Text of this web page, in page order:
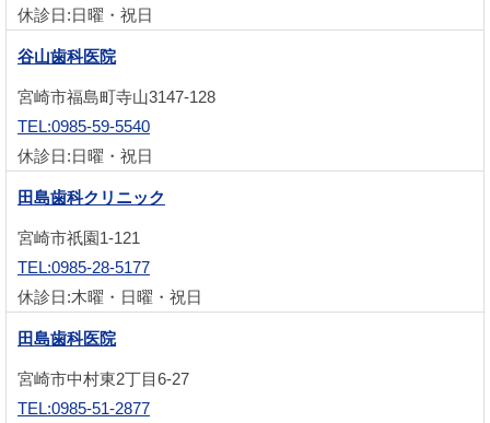
休診日:日曜・祝日
谷山歯科医院
宮崎市福島町寺山3147-128
TEL:0985-59-5540
休診日:日曜・祝日
田島歯科クリニック
宮崎市祇園1-121
TEL:0985-28-5177
休診日:木曜・日曜・祝日
田島歯科医院
宮崎市中村東2丁目6-27
TEL:0985-51-2877